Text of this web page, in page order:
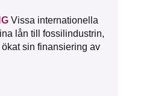
Vissa internationella
lån till fossilindustrin,
sin finansiering av